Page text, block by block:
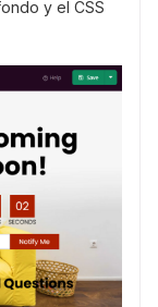
y el CSS